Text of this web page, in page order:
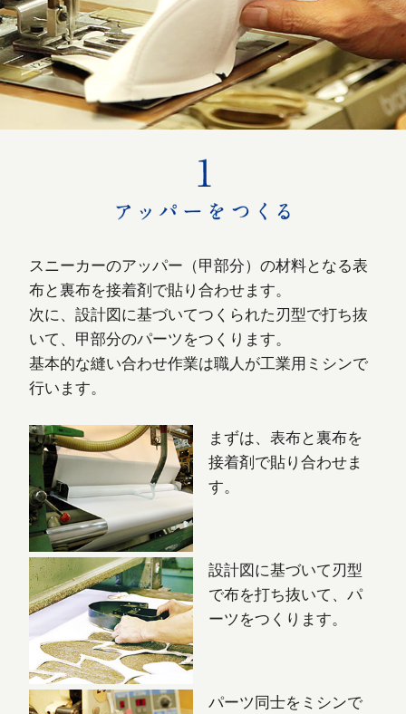
スニーカーのアッパー（甲部分）の材料となる表
布と裏布を接着剤で貼り合わせます。
次に、設計図に基づいてつくられた刃型で打ち抜
いて、甲部分のパーツをつくります。
基本的な縫い合わせ作業は職人が工業用ミシンで
行います。
まずは、表布と裏布を
接着剤で貼り合わせま
す。
設計図に基づいて刃型
で布を打ち抜いて、パ
ーツをつくります。
パーツ同士をミシンで